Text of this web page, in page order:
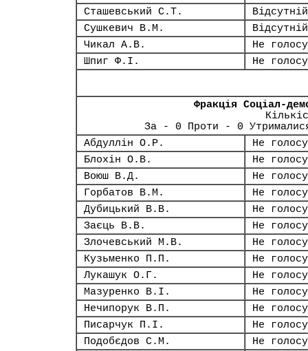
Сташевський С.Т.
Відсутній
Сушкевич В.М.
Відсутній
Чикал А.В.
Не
Шпиг Ф.І.
Не
Фракція Соціал-
За - 0 Проти - 0
Абдуллін О.Р.
Не
Блохін О.В.
Не
Воюш В.Д.
Не
Горбатов В.М.
Не
Дубицький В.В.
Не
Заєць В.В.
Не
Злочевський М.В.
Не
Кузьменко П.П.
Не
Лукашук О.Г.
Не
Мазуренко В.І.
Не
Нечипорук В.П.
Не
Писарчук П.І.
Не
Подобєдов С.М.
Не